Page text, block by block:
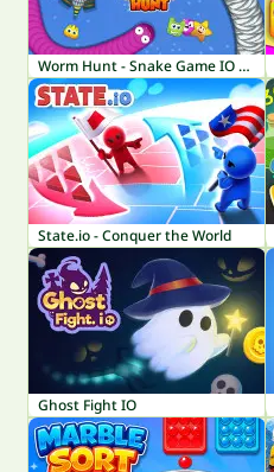
Worm Hunt - Snake Game IO Zone
State.io - Conquer the World
Ghost Fight IO